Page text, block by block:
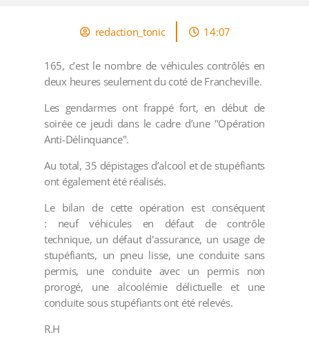
redaction_tonic 14:07
165, c’est le nombre de véhicules contrôlés en
deux heures seulement du coté de Francheville.
Les gendarmes ont frappé fort, en début de
soirée ce jeudi dans le cadre d’une "Opération
Anti-Délinquance".
Au total, 35 dépistages d’alcool et de stupéfiants
ont également été réalisés.
Le bilan de cette opération est conséquent
: neuf véhicules en défaut de contrôle
technique, un défaut d'assurance, un usage de
stupéfiants, un pneu lisse, une conduite sans
permis, une conduite avec un permis non
prorogé, une alcoolémie délictuelle et une
conduite sous stupéfiants ont été relevés.
R.H